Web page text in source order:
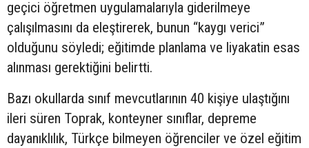
geçici öğretmen uygulamalarıyla giderilmeye
çalışılmasını da eleştirerek, bunun “kaygı verici”
olduğunu söyledi; eğitimde planlama ve liyakatin esas
alınması gerektiğini belirtti.
Bazı okullarda sınıf mevcutlarının 40 kişiye ulaştığını
ileri süren Toprak, konteyner sınıflar, depreme
dayanıklılık, Türkçe bilmeyen öğrenciler ve özel eğitim